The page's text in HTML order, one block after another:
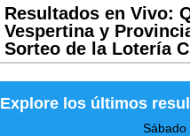
Resultados en Vivo:
Vespertina y
Sorteo de la Lotería
Explore los últimos